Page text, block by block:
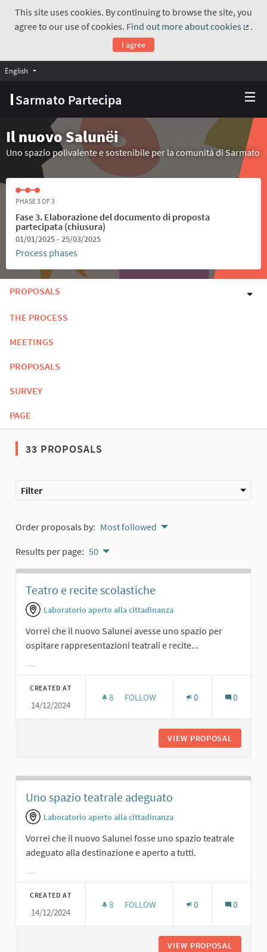
This site uses cookies. By continuing to browse the site, you
agree to our use of cookies. Find out more about cookies
.
I agree
Sarmato Partecipa
English Choose language
Il nuovo Salunёi
Uno spazio polivalente e sostenibile per la comunità di Sarmato
PHASE 3 OF 3
Fase 3. Elaborazione del documento di proposta
partecipata (chiusura)
01/01/2025 - 25/03/2025
Process phases
PROPOSALS
THE PROCESS
MEETINGS
PROPOSALS
SURVEY
PAGE
33 PROPOSALS
Filter
Order proposals by: Most followed
Results per page: 50
Teatro e recite scolastiche
Laboratorio aperto alla cittadinanza
Vorrei che il nuovo Salunei avesse uno spazio per
ospitare rappresentazioni teatrali e recite...
CREATED AT
14/12/2024
8 8 FOLLOWERS
FOLLOW 0 0
VIEW PROPOSAL
Uno spazio teatrale adeguato
Laboratorio aperto alla cittadinanza
Vorrei che il nuovo Salunei fosse uno spazio teatrale
adeguato alla destinazione e aperto a tutti.
CREATED AT
14/12/2024
8 8 FOLLOWERS
FOLLOW 0 0
VIEW PROPOSAL